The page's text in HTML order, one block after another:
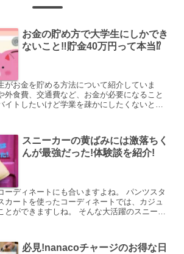
お金の貯め方で大学生にしかでき
ないこと‼貯金40万円って本当⁉
がお金を貯める方法について紹介していま
外食費、交通費など、お金が必要になること
イトしたいけど学業を疎かにしたくないとい
スニーカーの黄ばみには激落ちく
んが最強だった!体験談を紹介!
ーディネートにも合いますよね。 パンツスタ
カートを使ったコーディネートでは、カジュ
とができますしね。 そんな大活躍のスニーカ
必見!nanacoチャージのお得な日